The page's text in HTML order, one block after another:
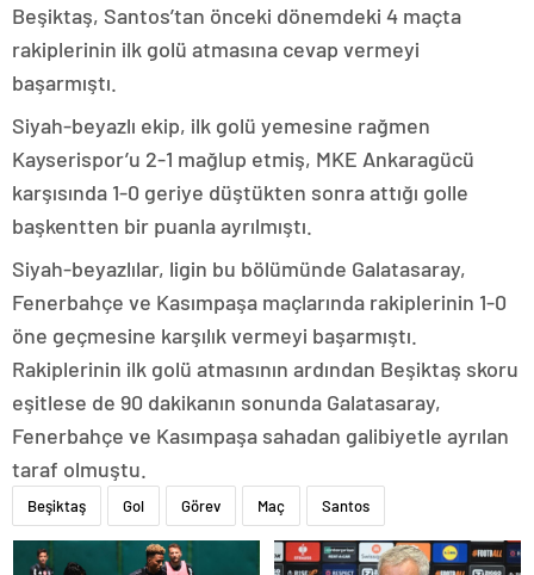
Beşiktaş, Santos’tan önceki dönemdeki 4 maçta
rakiplerinin ilk golü atmasına cevap vermeyi
başarmıştı.
Siyah-beyazlı ekip, ilk golü yemesine rağmen
Kayserispor’u 2-1 mağlup etmiş, MKE Ankaragücü
karşısında 1-0 geriye düştükten sonra attığı golle
başkentten bir puanla ayrılmıştı.
Siyah-beyazlılar, ligin bu bölümünde Galatasaray,
Fenerbahçe ve Kasımpaşa maçlarında rakiplerinin 1-0
öne geçmesine karşılık vermeyi başarmıştı.
Rakiplerinin ilk golü atmasının ardından Beşiktaş skoru
eşitlese de 90 dakikanın sonunda Galatasaray,
Fenerbahçe ve Kasımpaşa sahadan galibiyetle ayrılan
taraf olmuştu.
Beşiktaş Gol Görev Maç Santos